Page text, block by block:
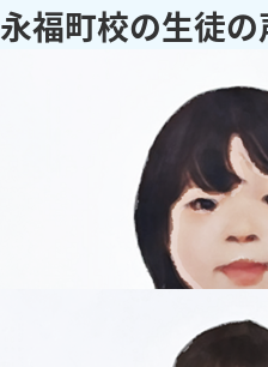
永福町校の生徒の